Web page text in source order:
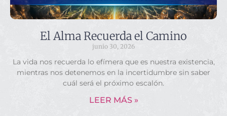
El Alma Recuerda el Camino
junio 30, 2026
La vida nos recuerda lo efímera que es nuestra existencia,
mientras nos detenemos en la incertidumbre sin saber
cuál será el próximo escalón.
LEER MÁS »